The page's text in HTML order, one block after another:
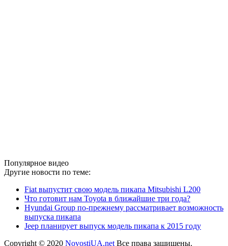
Популярное видео
Другие новости по теме:
Fiat выпустит свою модель пикапа Mitsubishi L200
Что готовит нам Toyota в ближайшие три года?
Hyundai Group по-прежнему рассматривает возможность
выпуска пикапа
Jeep планирует выпуск модель пикапа к 2015 году
Copyright © 2020 NovostiUA.net Все права защищены.